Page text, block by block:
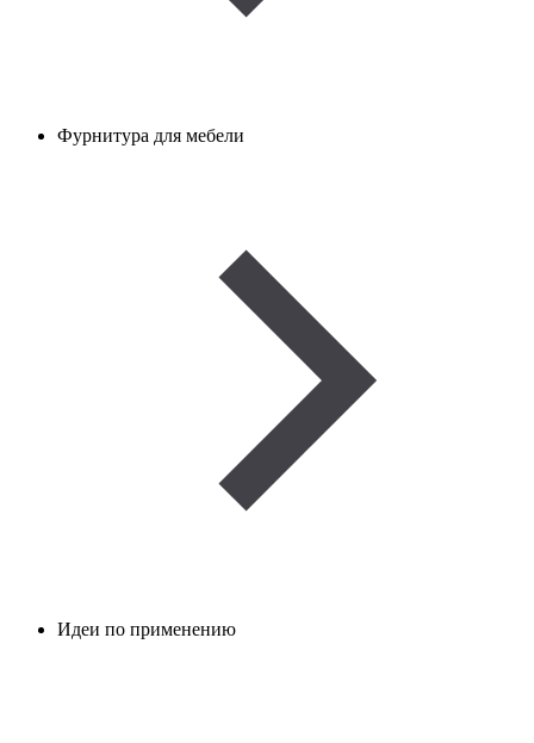
Фурнитура для мебели
Идеи по применению